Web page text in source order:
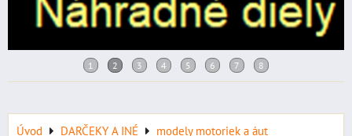
Úvod DARČEKY A INÉ modely motoriek a áut